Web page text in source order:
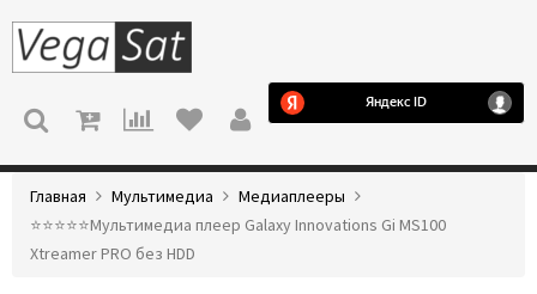
МЕНЮ
Главная Мультимедиа
Медиаплееры
⭐️⭐️⭐️⭐️⭐️Мультимедиа плеер Galaxy Innovations Gi MS100
Xtreamer PRO без HDD